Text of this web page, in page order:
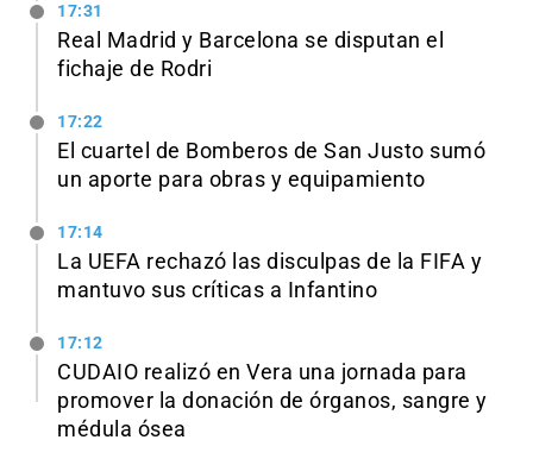
17:31
Real Madrid y Barcelona se disputan el
fichaje de Rodri
17:22
El cuartel de Bomberos de San Justo sumó
un aporte para obras y equipamiento
17:14
La UEFA rechazó las disculpas de la FIFA y
mantuvo sus críticas a Infantino
17:12
CUDAIO realizó en Vera una jornada para
promover la donación de órganos, sangre y
médula ósea